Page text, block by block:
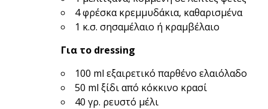
4 φρέσκα κρεμμυδάκια, καθαρισμένα
1 κ.σ. σησαμέλαιο ή κραμβέλαιο
Για το dressing
100 ml εξαιρετικό παρθένο ελαιόλαδο
50 ml ξίδι από κόκκινο κρασί
40 γρ. ρευστό μέλι